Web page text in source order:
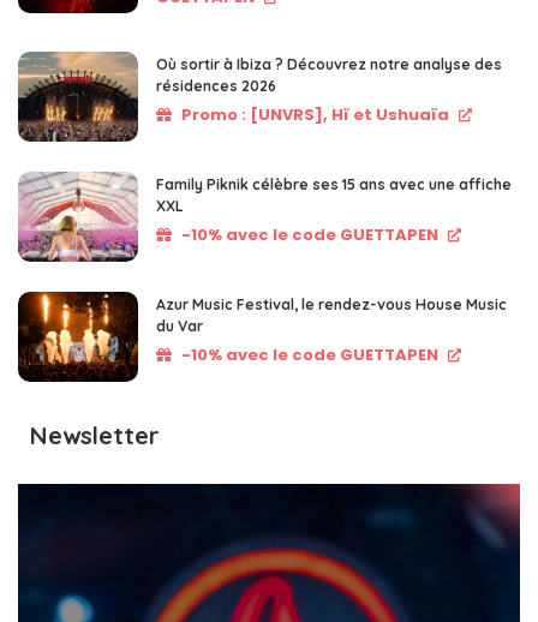
Où sortir à Ibiza ? Découvrez notre analyse des
résidences 2026
Promo : [UNVRS], Hï et Ushuaïa
Family Piknik célèbre ses 15 ans avec une affiche
XXL
-10% avec le code GUETTAPEN
Azur Music Festival, le rendez-vous House Music
du Var
-10% avec le code GUETTAPEN
Newsletter